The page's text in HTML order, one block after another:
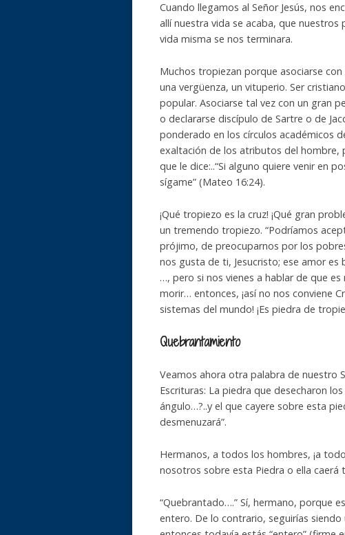
Cuando llegamos al Señor Jesús, nos
allí nuestra vida se acaba, que nuestros
vida misma se nos terminara.
Muchos tropiezan porque asociarse
una vergüenza, un vituperio. Ser
popular. Asociarse tal vez con un gran
o declararse discípulo de Sartre o de
ponderado en los círculos académicos
exaltación de los atributos del hombre,
que le dice:..“Si alguno quiere venir en
sígame” (Mateo 16:24).
¡Qué tropiezo es la cruz! ¡Qué gran
un tremendo tropiezo. “Podríamos
prójimo, de preocuparnos por los
nos gusta de ti, Jesucristo; ese amor
…, pero si nos vienes a hablar de que
morir… entonces, ¡así no nos conviene
sistemas del mundo! ¡Es piedra de
Quebrantamiento
Veamos ahora otra palabra de nuestro
Escrituras: La piedra que desecharon
ángulo…?..y el que cayere sobre esta
desmenuzará”.
Hermanos, a todos los hombres, ¡a
nosotros sobre esta Piedra o ella
“Quebrantado….” Sí, hermano, porque
entero. De lo contrario, seguirías